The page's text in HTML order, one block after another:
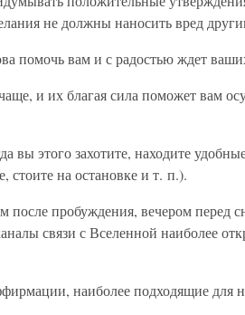
не должны наносить вред
помочь вам и с радостью ждет
и их благая сила поможет вам
вы этого захотите, находите
стоите на остановке и т. п.).
после пробуждения, вечером перед
связи с Вселенной наиболее
наиболее подходящие для